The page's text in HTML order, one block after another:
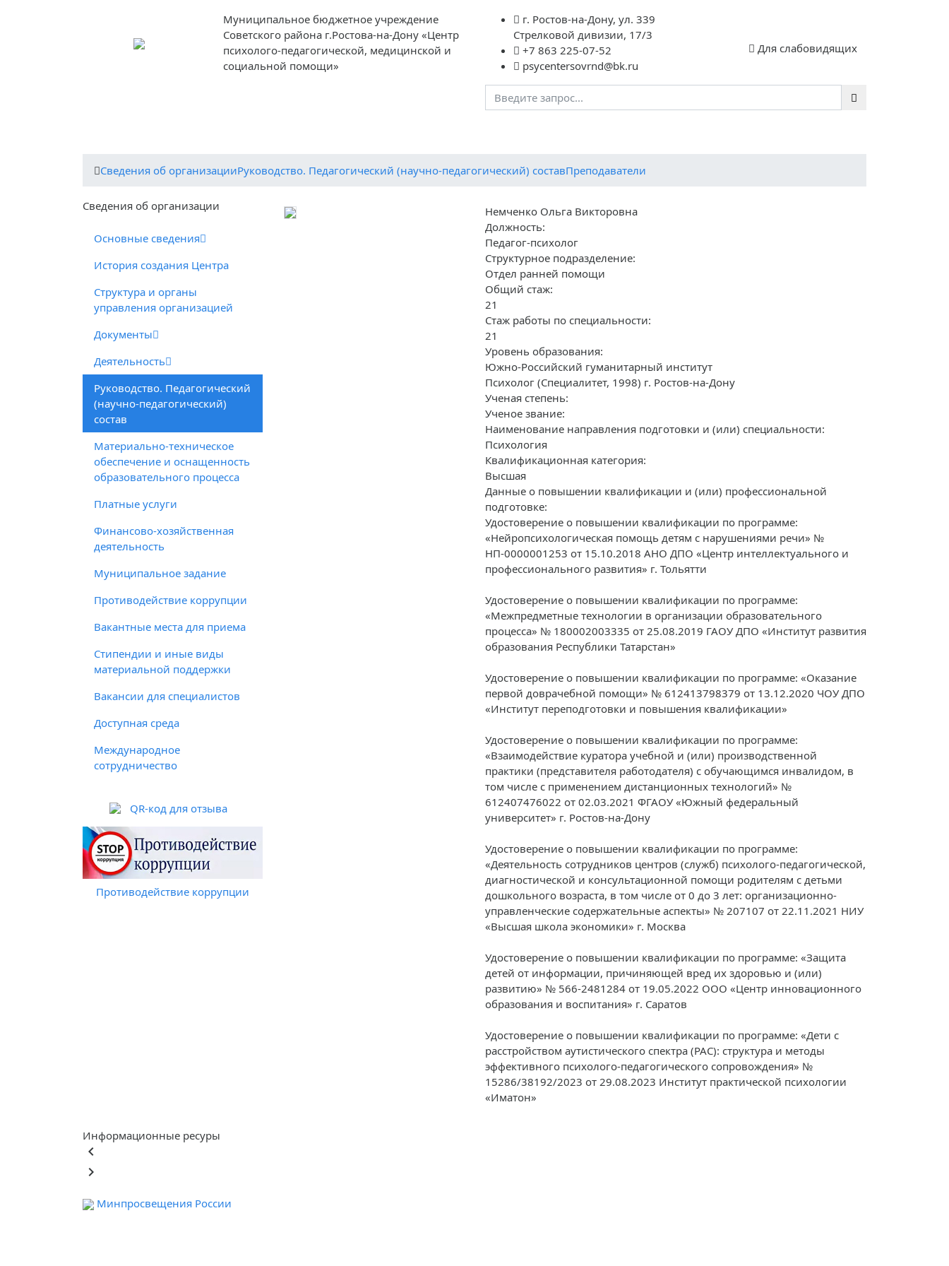
Муниципальное бюджетное учреждение
Советского района г.Ростова-на-Дону «Центр
психолого-педагогической, медицинской и
социальной помощи»
г. Ростов-на-Дону, ул. 339
Стрелковой дивизии, 17/3
+7 863 225-07-52
psycentersovrnd@bk.ru
Для слабовидящих
Cведения об организацииРуководство. Педагогический (научно-педагогический) составПреподаватели
Cведения об организации
Основные сведения
История создания Центра
Структура и органы
управления организацией
Документы
Деятельность
Руководство. Педагогический
(научно-педагогический)
состав
Материально-техническое
обеспечение и оснащенность
образовательного процесса
Платные услуги
Финансово-хозяйственная
деятельность
Муниципальное задание
Противодействие коррупции
Вакантные места для приема
Стипендии и иные виды
материальной поддержки
Вакансии для специалистов
Доступная среда
Международное
сотрудничество
QR-код для отзыва
Противодействие коррупции
Немченко Ольга Викторовна
Должность:
Педагог-психолог
Структурное подразделение:
Отдел ранней помощи
Общий стаж:
21
Стаж работы по специальности:
21
Уровень образования:
Южно-Российский гуманитарный институт
Психолог (Специалитет, 1998) г. Ростов-на-Дону
Ученая степень:
Ученое звание:
Наименование направления подготовки и (или) специальности:
Психология
Квалификационная категория:
Высшая
Данные о повышении квалификации и (или) профессиональной
подготовке:
Удостоверение о повышении квалификации по программе:
«Нейропсихологическая помощь детям с нарушениями речи» №
НП-0000001253 от 15.10.2018 АНО ДПО «Центр интеллектуального и
профессионального развития» г. Тольятти
Удостоверение о повышении квалификации по программе:
«Межпредметные технологии в организации образовательного
процесса» № 180002003335 от 25.08.2019 ГАОУ ДПО «Институт развития
образования Республики Татарстан»
Удостоверение о повышении квалификации по программе: «Оказание
первой доврачебной помощи» № 612413798379 от 13.12.2020 ЧОУ ДПО
«Институт переподготовки и повышения квалификации»
Удостоверение о повышении квалификации по программе:
«Взаимодействие куратора учебной и (или) производственной
практики (представителя работодателя) с обучающимся инвалидом, в
том числе с применением дистанционных технологий» №
612407476022 от 02.03.2021 ФГАОУ «Южный федеральный
университет» г. Ростов-на-Дону
Удостоверение о повышении квалификации по программе:
«Деятельность сотрудников центров (служб) психолого-педагогической,
диагностической и консультационной помощи родителям с детьми
дошкольного возраста, в том числе от 0 до 3 лет: организационно-
управленческие содержательные аспекты» № 207107 от 22.11.2021 НИУ
«Высшая школа экономики» г. Москва
Удостоверение о повышении квалификации по программе: «Защита
детей от информации, причиняющей вред их здоровью и (или)
развитию» № 566-2481284 от 19.05.2022 ООО «Центр инновационного
образования и воспитания» г. Саратов
Удостоверение о повышении квалификации по программе: «Дети с
расстройством аутистического спектра (РАС): структура и методы
эффективного психолого-педагогического сопровождения» №
15286/38192/2023 от 29.08.2023 Институт практической психологии
«Иматон»
Информационные ресуры
keyboard_arrow_left
keyboard_arrow_right
Минпросвещения России